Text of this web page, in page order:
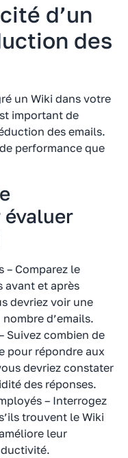
d’un
des
un Wiki dans votre
important de
des emails.
performance que
– Comparez le
avant et après
devriez voir une
d’emails.
Suivez combien de
pour répondre aux
devriez constater
des réponses.
– Interrogez
trouvent le Wiki
leur